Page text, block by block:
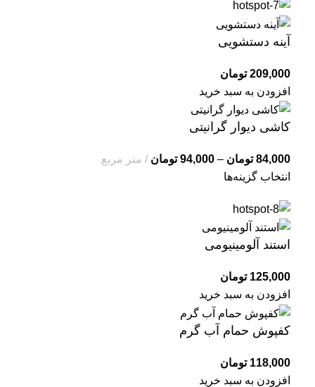
آینه دستشویی
209,000 تومان
افزودن به سبد خرید
کاشی دیوار گرانیتی
84,000 تومان –
94,000 تومان
متر مربع
انتخاب گزینه‌ها
استند آلومینیومی
125,000 تومان
افزودن به سبد خرید
کفپوش حمام آب گرم
118,000 تومان
افزودن به سبد خرید